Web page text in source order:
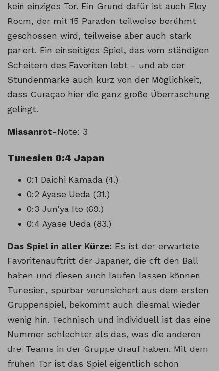
kein einziges Tor. Ein Grund dafür ist auch Eloy
Room, der mit 15 Paraden teilweise berühmt
geschossen wird, teilweise aber auch stark
pariert. Ein einseitiges Spiel, das vom ständigen
Scheitern des Favoriten lebt – und ab der
Stundenmarke auch kurz von der Möglichkeit,
dass Curaçao hier die ganz große Überraschung
gelingt.
Miasanrot-Note: 3
Tunesien 0:4 Japan
0:1 Daichi Kamada (4.)
0:2 Ayase Ueda (31.)
0:3 Jun’ya Ito (69.)
0:4 Ayase Ueda (83.)
Das Spiel in aller Kürze: Es ist der erwartete
Favoritenauftritt der Japaner, die oft den Ball
haben und diesen auch laufen lassen können.
Tunesien, spürbar verunsichert aus dem ersten
Gruppenspiel, bekommt auch diesmal wieder
wenig hin. Technisch und individuell ist das eine
Nummer schlechter als das, was die anderen
drei Teams in der Gruppe drauf haben. Mit dem
frühen Tor ist das Spiel eigentlich schon